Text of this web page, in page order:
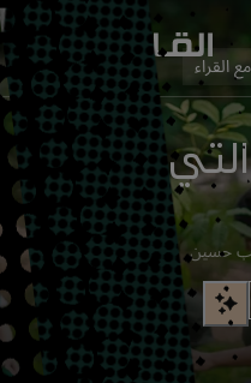
لا تراها
سبتمبر 10, 2023